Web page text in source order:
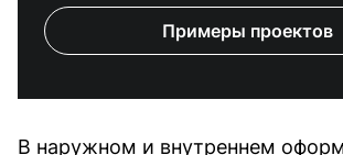
Примеры проектов
В наружном и внутреннем